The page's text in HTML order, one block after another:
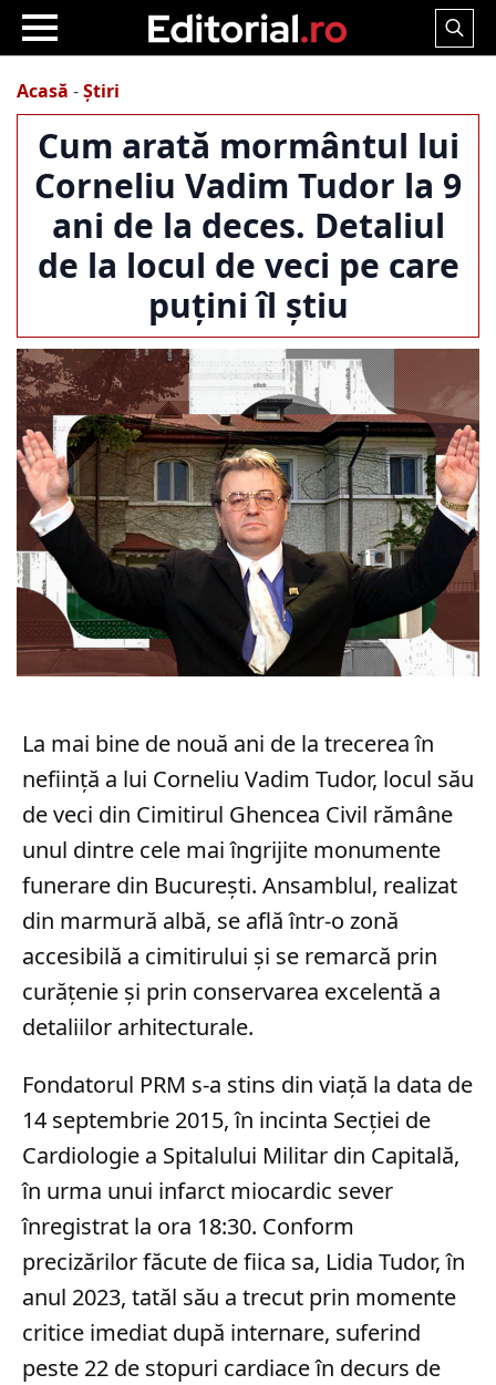
Search
Acasă -Știri
Cum arată mormântul lui
Corneliu Vadim Tudor la 9
ani de la deces. Detaliul
de la locul de veci pe care
puțini îl știu
La mai bine de nouă ani de la trecerea în
neființă a lui Corneliu Vadim Tudor, locul său
de veci din Cimitirul Ghencea Civil rămâne
unul dintre cele mai îngrijite monumente
funerare din București. Ansamblul, realizat
din marmură albă, se află într-o zonă
accesibilă a cimitirului și se remarcă prin
curățenie și prin conservarea excelentă a
detaliilor arhitecturale.
Fondatorul PRM s-a stins din viață la data de
14 septembrie 2015, în incinta Secției de
Cardiologie a Spitalului Militar din Capitală,
în urma unui infarct miocardic sever
înregistrat la ora 18:30. Conform
precizărilor făcute de fiica sa, Lidia Tudor, în
anul 2023, tatăl său a trecut prin momente
critice imediat după internare, suferind
peste 22 de stopuri cardiace în decurs de